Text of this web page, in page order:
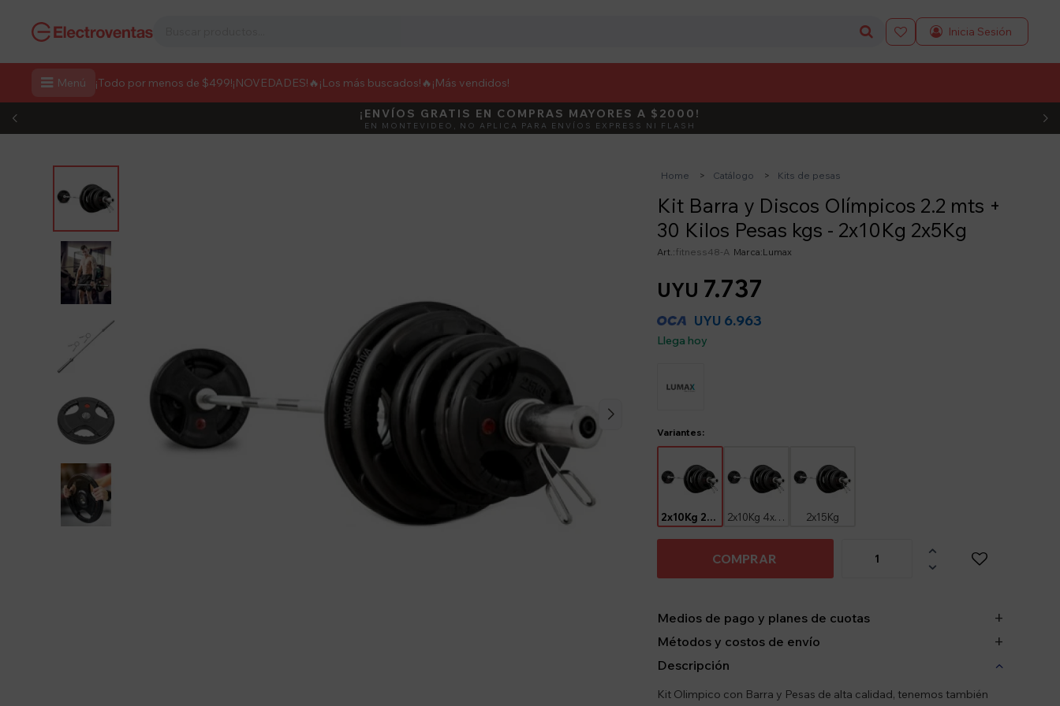
 Menú ¡Todo por menos de $499!¡NOVEDADES! 🔥¡Los más buscados!🔥 ¡Más vendidos!

DEBUT ACTIVÁ EL CÓDIGO
¡ENVÍOS GRATIS EN COMPRAS MAYORES A $2000!
EN MONTEVIDEO, NO APLICA PARA ENVÍOS EXPRESS NI FLASH
Home Catálogo Kits de pesas
Kit Barra y Discos Olímpicos 2.2 mts +
30 Kilos Pesas kgs - 2x10Kg 2x5Kg
fitness48-A Lumax
UYU 7.737
UYU 6.963
Llega hoy
Variantes:
2x10Kg 2x5Kg 2x10Kg 4x2.5Kg 2x15Kg
COMPRAR


Medios de pago y planes de cuotas
Métodos y costos de envío
Descripción
Kit Olimpico con Barra y Pesas de alta calidad, tenemos también